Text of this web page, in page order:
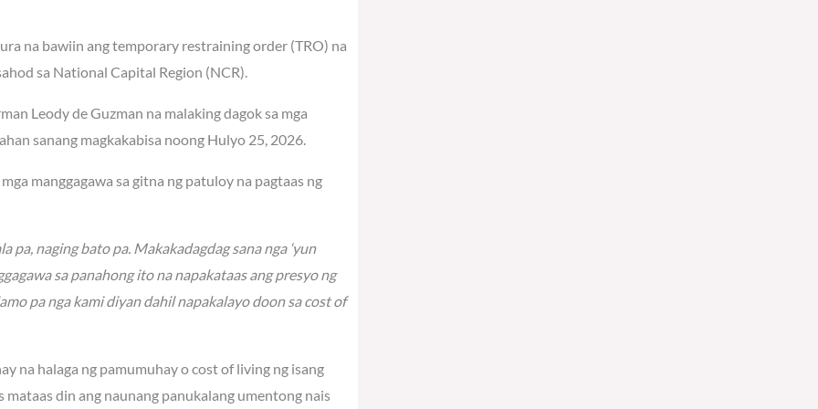
na bawiin ang temporary restraining order (TRO) na
sa National Capital Region (NCR).
Leody de Guzman na malaking dagok sa mga
sanang magkakabisa noong Hulyo 25, 2026.
manggagawa sa gitna ng patuloy na pagtaas ng
pa, naging bato pa. Makakadagdag sana nga ‘yun
sa panahong ito na napakataas ang presyo ng
pa nga kami diyan dahil napakalayo doon sa cost of
na halaga ng pamumuhay o cost of living ng isang
din ang naunang panukalang umentong nais